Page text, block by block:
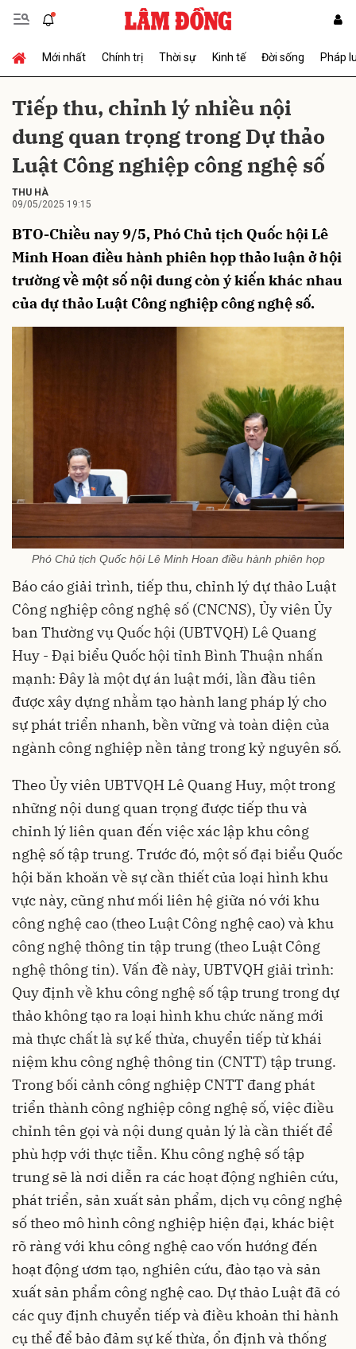
Mới nhất Chính trị Thời sự Kinh tế Đời sống Pháp
Tiếp thu, chỉnh lý nhiều nội
dung quan trọng trong Dự thảo
Luật Công nghiệp công nghệ số
THU HÀ
09/05/2025 19:15
BTO-Chiều nay 9/5, Phó Chủ tịch Quốc hội Lê
Minh Hoan điều hành phiên họp thảo luận ở hội
trường về một số nội dung còn ý kiến khác nhau
của dự thảo Luật Công nghiệp công nghệ số.
Phó Chủ tịch Quốc hội Lê Minh Hoan điều hành phiên họp
Báo cáo giải trình, tiếp thu, chỉnh lý dự thảo Luật
Công nghiệp công nghệ số (CNCNS), Ủy viên Ủy
ban Thường vụ Quốc hội (UBTVQH) Lê Quang
Huy - Đại biểu Quốc hội tỉnh Bình Thuận nhấn
mạnh: Đây là một dự án luật mới, lần đầu tiên
được xây dựng nhằm tạo hành lang pháp lý cho
sự phát triển nhanh, bền vững và toàn diện của
ngành công nghiệp nền tảng trong kỷ nguyên số.
Theo Ủy viên UBTVQH Lê Quang Huy, một trong
những nội dung quan trọng được tiếp thu và
chỉnh lý liên quan đến việc xác lập khu công
nghệ số tập trung. Trước đó, một số đại biểu Quốc
hội băn khoăn về sự cần thiết của loại hình khu
vực này, cũng như mối liên hệ giữa nó với khu
công nghệ cao (theo Luật Công nghệ cao) và khu
công nghệ thông tin tập trung (theo Luật Công
nghệ thông tin). Vấn đề này, UBTVQH giải trình:
Quy định về khu công nghệ số tập trung trong dự
thảo không tạo ra loại hình khu chức năng mới
mà thực chất là sự kế thừa, chuyển tiếp từ khái
niệm khu công nghệ thông tin (CNTT) tập trung.
Trong bối cảnh công nghiệp CNTT đang phát
triển thành công nghiệp công nghệ số, việc điều
chỉnh tên gọi và nội dung quản lý là cần thiết để
phù hợp với thực tiễn. Khu công nghệ số tập
trung sẽ là nơi diễn ra các hoạt động nghiên cứu,
phát triển, sản xuất sản phẩm, dịch vụ công nghệ
số theo mô hình công nghiệp hiện đại, khác biệt
rõ ràng với khu công nghệ cao vốn hướng đến
hoạt động ươm tạo, nghiên cứu, đào tạo và sản
xuất sản phẩm công nghệ cao. Dự thảo Luật đã có
các quy định chuyển tiếp và điều khoản thi hành
cụ thể để bảo đảm sự kế thừa, ổn định và thống
Gửi bình luận
Hủy Gửi